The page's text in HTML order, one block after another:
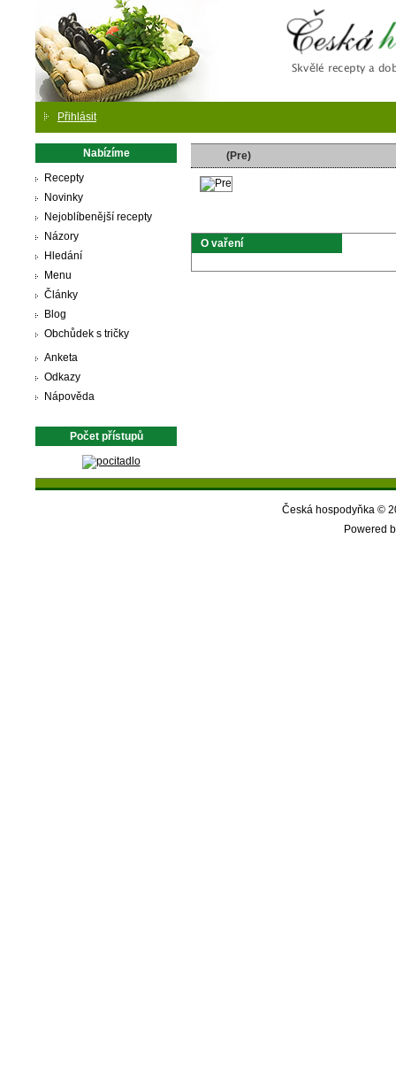
Přihlásit
Nabízíme
Recepty
Novinky
Nejoblíbenější recepty
Názory
Hledání
Menu
Články
Blog
Obchůdek s tričky
Anketa
Odkazy
Nápověda
Počet přístupů
(Pre)
O vaření
Česká hospodyňka ©
Powered